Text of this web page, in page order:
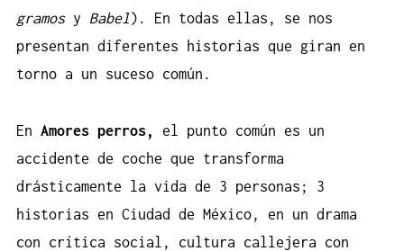
gramosy Babel). En todas ellas, se nos
presentan diferentes historias que giran en
torno a un suceso común.
En Amores perros, el punto común es un
accidente de coche que transforma
drásticamente la vida de 3 personas; 3
historias en Ciudad de México, en un drama
con crítica social, cultura callejera con